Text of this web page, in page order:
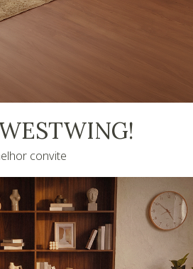
convite